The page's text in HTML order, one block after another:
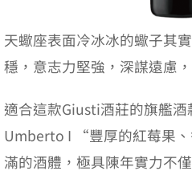
天蠍座表面冷冰冰的蠍子其
穩，意志力堅強，深謀遠慮
適合這款Giusti酒莊的旗艦酒
Umberto I “豐厚的紅莓果
滿的酒體，極具陳年實力不